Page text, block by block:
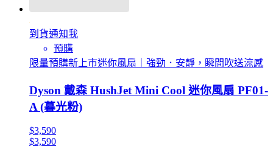
到貨通知我
預購
限量預購新上市迷你風扇｜強勁．安靜，瞬間吹送涼感
Dyson 戴森 HushJet Mini Cool 迷你風扇 PF01-
A (暮光粉)
$3,590
$3,590